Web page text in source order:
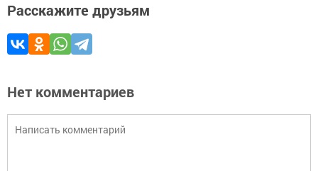
Расскажите друзьям
Нет комментариев